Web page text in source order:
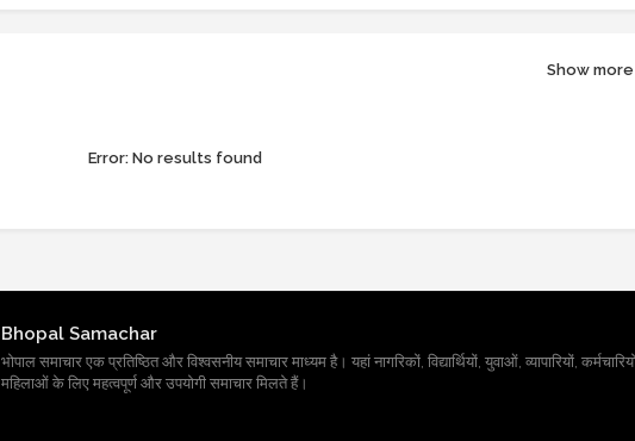
Show more
Error:No results found
Bhopal Samachar
भोपाल समाचार एक प्रतिष्ठित और विश्वसनीय समाचार माध्यम है। यहां नागरिकों, विद्यार्थियों, युवाओं, व्यापारियों,
महिलाओं के लिए महत्वपूर्ण और उपयोगी समाचार मिलते हैं।